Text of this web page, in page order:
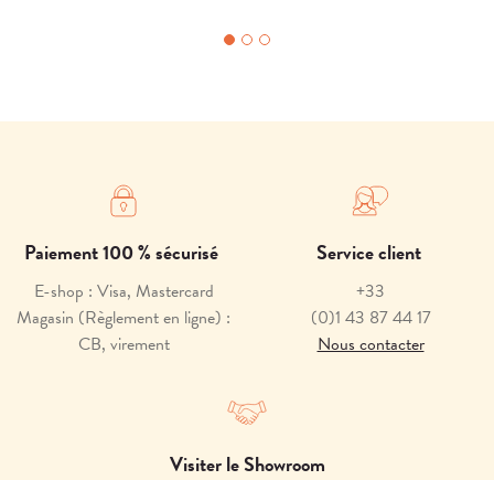
Paiement 100 % sécurisé
E-shop : Visa, Mastercard
Magasin (Règlement en ligne) :
CB, virement
Service client
+33
(0)1 43 87 44 17
Nous contacter
Visiter le Showroom